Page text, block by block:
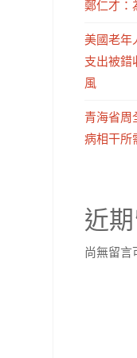
鄭仁才：
美國老年
支出被錯
風
青海省周
病相干所
近
尚無留言